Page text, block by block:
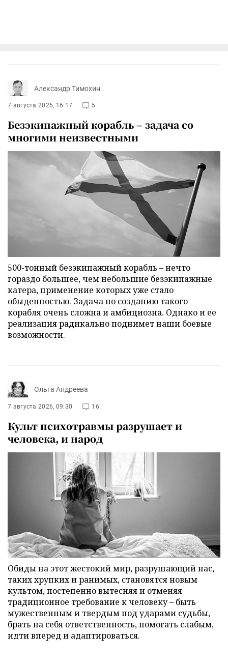
Александр Тимохин
7 августа 2026, 16:17 5
Безэкипажный корабль – задача со
многими неизвестными
500-тонный безэкипажный корабль – нечто
гораздо большее, чем небольшие безэкипажные
катера, применение которых уже стало
обыденностью. Задача по созданию такого
корабля очень сложна и амбициозна. Однако и ее
реализация радикально поднимет наши боевые
возможности.
Ольга Андреева
7 августа 2026, 09:30 16
Культ психотравмы разрушает и
человека, и народ
Обиды на этот жестокий мир, разрушающий нас,
таких хрупких и ранимых, становятся новым
культом, постепенно вытесняя и отменяя
традиционное требование к человеку – быть
мужественным и твердым под ударами судьбы,
брать на себя ответственность, помогать слабым,
идти вперед и адаптироваться.